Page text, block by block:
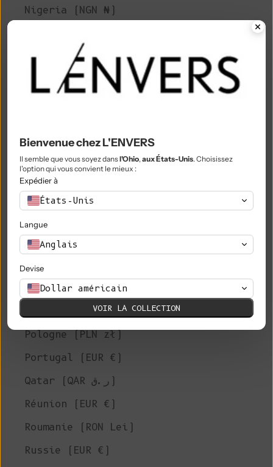
Nigeria (NGN ₦)
Île Norfolk (AUD $)
Macédoine du Nord (MKD ден)
Pakistan (PKR ₨)
Territoires palestiniens (ILS ₪)
Panama (USD $)
Paraguay (PYG ₲)
Pérou (PEN S/)
Philippines (PHP ₱)
Îles Pitcairn (NZD $)
Pologne (PLN zł)
Portugal (EUR €)
Qatar (QAR ر.ق)
Réunion (EUR €)
Roumanie (RON Lei)
Russie (EUR €)
Bienvenue chez L'ENVERS
Il semble que vous soyez dansl'Ohio, aux États-Unis. Choisissez
l'option qui vous convient le mieux :
Expédier à
États-Unis
Langue
Anglais
Devise
Dollar américain
VOIR LA COLLECTION